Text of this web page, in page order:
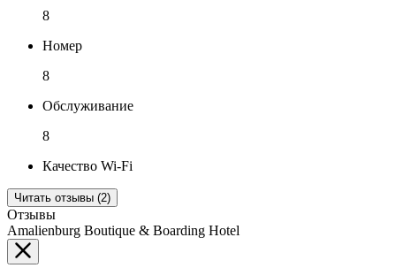
8
Номер
8
Обслуживание
8
Качество Wi-Fi
Читать отзывы (2)
Отзывы
Amalienburg Boutique & Boarding Hotel